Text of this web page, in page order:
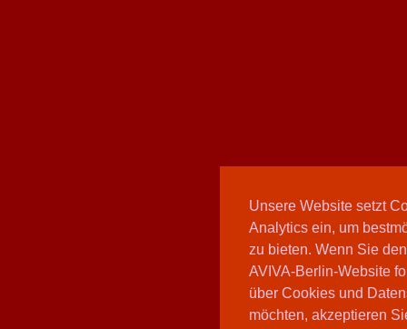
Unsere Website setzt
Analytics ein, um
zu bieten. Wenn Sie
AVIVA-Berlin-Website
über Cookies und
möchten, akzeptieren